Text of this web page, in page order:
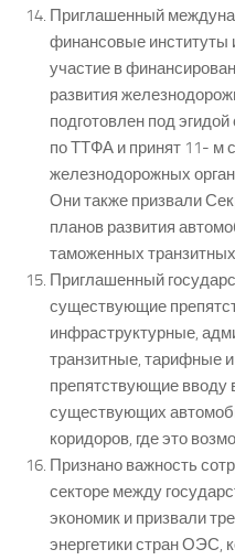
Приглашенный
финансовые институты
участие в
развития
подготовлен под
по ТТФА и принят 11- м
железнодорожных
Они также призвали
планов развития
таможенных
Приглашенный
существующие
инфраструктурные,
транзитные, тарифные
препятствующие вводу
существующих
коридоров, где это
Признано важность
секторе между
экономик и призвали
энергетики стран ОЭС,